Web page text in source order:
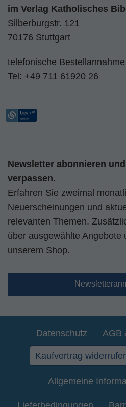
im Verlag Katholisches
Silberburgstr. 121
70176 Stuttgart
telefonische
Tel: +49 711 61920 26
Newsletter abonnieren
verpassen.
Erfahren Sie zweimal
Neuerscheinungen und
relevanten Themen.
über ausgewählte Angebote
unserem Shop.
Datenschutz AGB
Kaufvertrag
Allgemeine